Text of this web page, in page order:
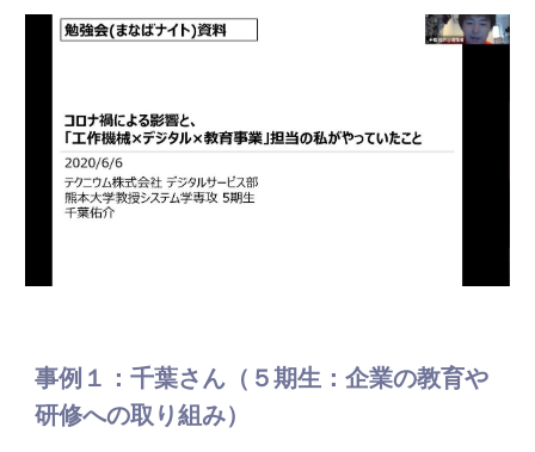
事例１：千葉さん（５期生：企業の教育や
研修への取り組み）